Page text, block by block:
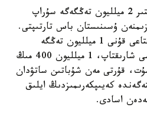
ەركوشا ەسىمدى تۇلىگىن بىلتىر 2 ميلليون تەڭگەگە سۇراپ
ۇسىنىستان باس تارتىپتى.
ول كەزدە ءبىر تۇيەنىڭ نارىقتاعى قۇنى 1 ميلليون تەڭگە
شاماسىندا ەكەن. بيىل باعاسى شارىقتاپ، 1 ميلليون 400 مىڭ
قۇرتى مەن شۇباتىن ساتۋدان
كەيىپكەرىمىزدىڭ ايلىق